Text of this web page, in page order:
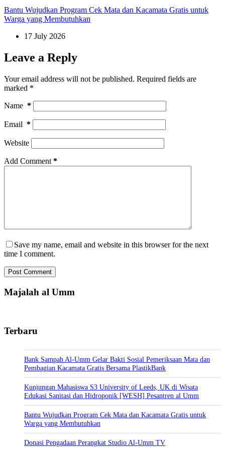
Bantu Wujudkan Program Cek Mata dan Kacamata Gratis untuk
Warga yang Membutuhkan
17 July 2026
Leave a Reply
Your email address will not be published. Required fields are
marked *
Name *
Email *
Website
Add Comment *
Save my name, email and website in this browser for the next
time I comment.
Post Comment
Majalah al Umm
Terbaru
Bank Sampah Al-Umm Gelar Bakti Sosial Pemeriksaan Mata dan
Pembagian Kacamata Gratis Bersama PlastikBank
Kunjungan Mahasiswa S3 University of Leeds, UK di Wisata
Edukasi Sanitasi dan Hidroponik [WESH] Pesantren al Umm
Bantu Wujudkan Program Cek Mata dan Kacamata Gratis untuk
Warga yang Membutuhkan
Donasi Pengadaan Perangkat Studio Al-Umm TV